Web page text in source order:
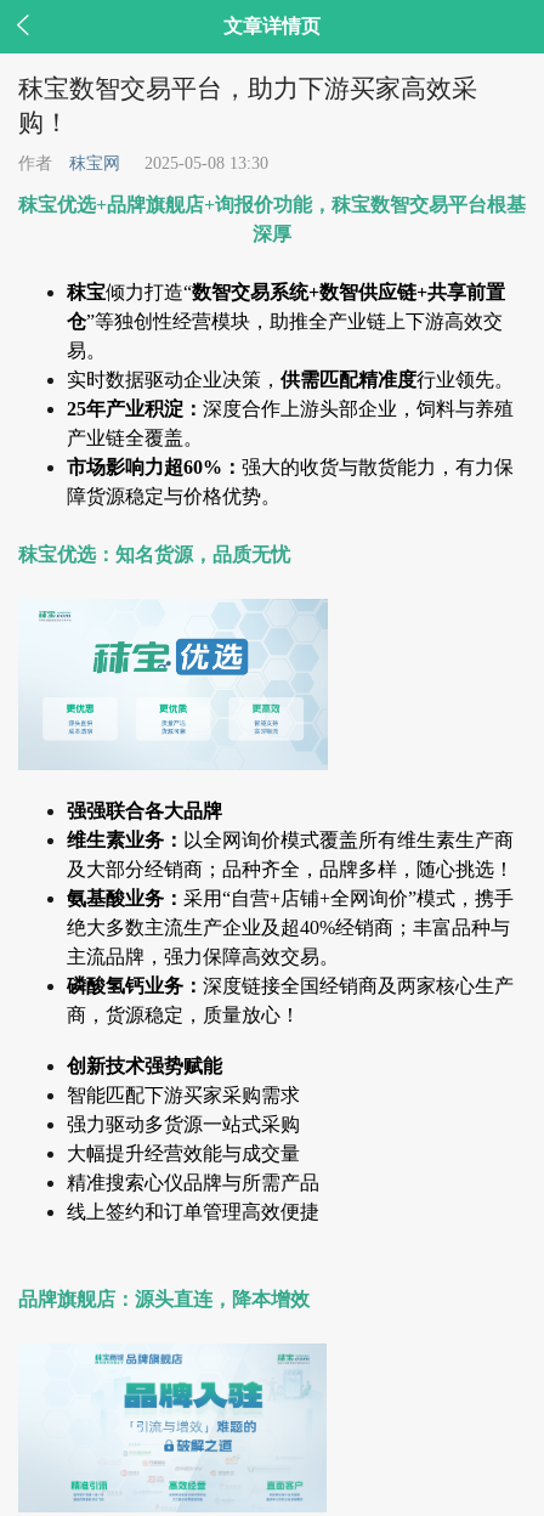
 文章详情页
秣宝数智交易平台，助力下游买家高效采
购！
作者 秣宝网 2025-05-08 13:30
秣宝优选+品牌旗舰店+询报价功能，秣宝数智交易平台根基
深厚
秣宝倾力打造“数智交易系统+数智供应链+共享前置
仓”等独创性经营模块，助推全产业链上下游高效交
易。
实时数据驱动企业决策， 供需匹配精准度行业领先。
25年产业积淀： 深度合作上游头部企业，饲料与养殖
产业链全覆盖。
市场影响力超60%： 强大的收货与散货能力，有力保
障货源稳定与价格优势。
秣宝优选：知名货源，品质无忧
强强联合各大品牌
维生素业务： 以全网询价模式覆盖所有维生素生产商
及大部分经销商；品种齐全，品牌多样，随心挑选！
氨基酸业务： 采用“自营+店铺+全网询价”模式，携手
绝大多数主流生产企业及超40%经销商；丰富品种与
主流品牌，强力保障高效交易。
磷酸氢钙业务： 深度链接全国经销商及两家核心生产
商，货源稳定，质量放心！
创新技术强势赋能
智能匹配下游买家采购需求
强力驱动多货源一站式采购
大幅提升经营效能与成交量
精准搜索心仪品牌与所需产品
线上签约和订单管理高效便捷
品牌旗舰店：源头直连，降本增效